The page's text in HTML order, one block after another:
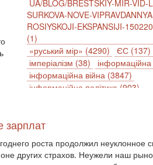
UA/BLOG/BRESTSKIY-MIR-VID-
SURKOVA-NOVE-
ROSIYSKOJI-EKSPANSIJI-
(1)
«руський мір» (4290)
ЄС (137)
імперіалізм (38)
інформаційна війна (3847)
інформаційна політика (903)
антисемітизм (1)
Білорусь (111) безпека (2)
відносини (1) візит (1601)
зарплат
роста продолжил неуклонное
других страхов. Неужели наш